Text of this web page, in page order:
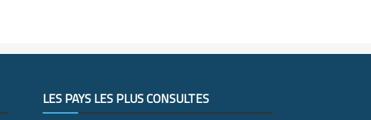
LES PAYS LES PLUS CONSULTÉS